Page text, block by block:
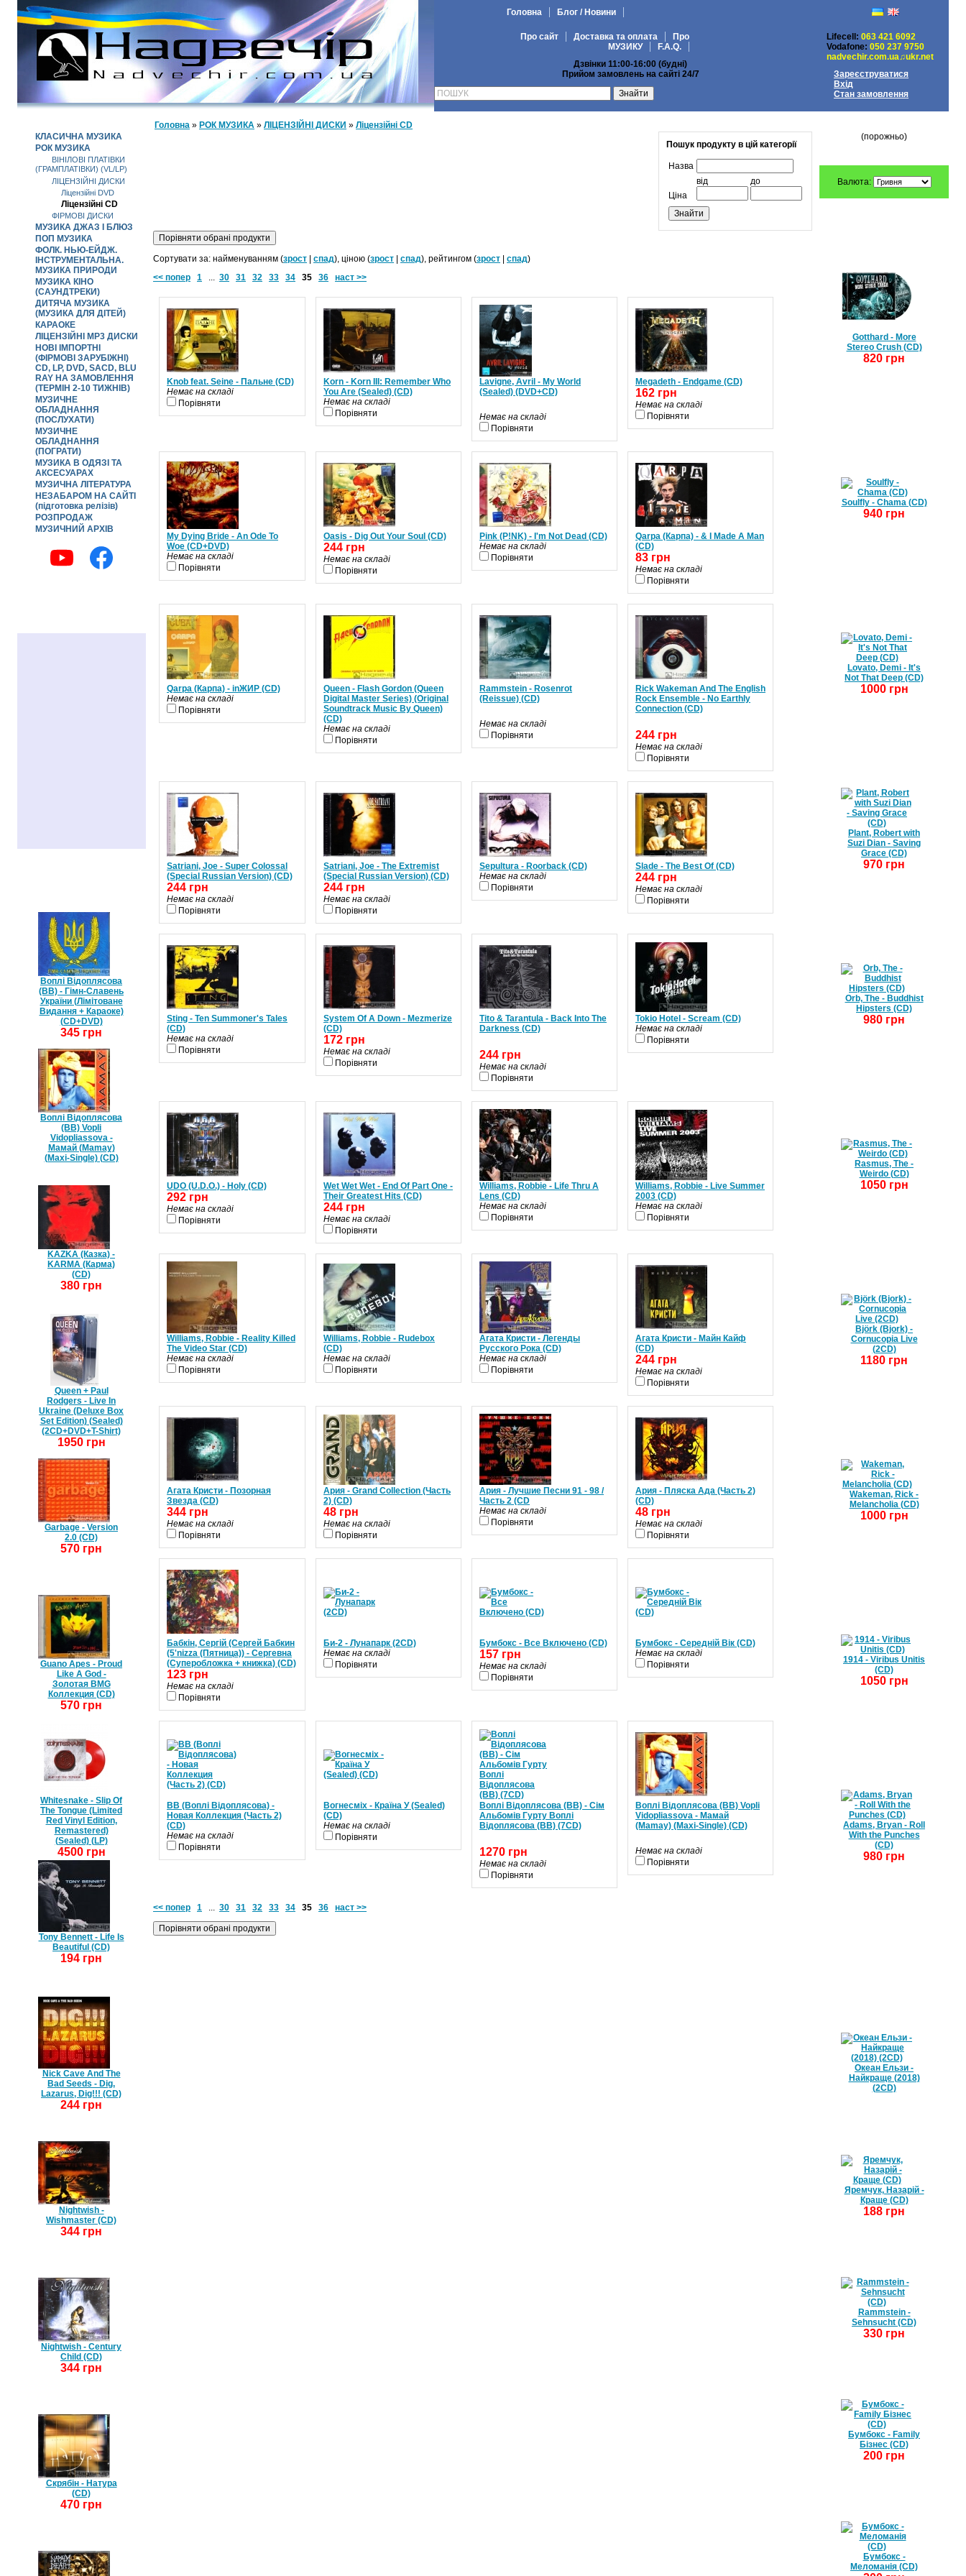
Головна Блог / Новини
Про сайт Доставка та оплата
Про
МУЗИКУ
F.A.Q.
Дзвінки 11:00-16:00 (будні)
Прийом замовлень на сайті 24/7
Lifecell: 063 421 6092
Vodafone: 050 237 9750
nadvechir.com.ua♫ukr.net
Зареєструватися
Вхід
Стан замовлення
КЛАСИЧНА МУЗИКА
РОК МУЗИКА
ВІНІЛОВІ ПЛАТІВКИ
(ГРАМПЛАТІВКИ) (VL/LP)
ЛІЦЕНЗІЙНІ ДИСКИ
Ліцензійні DVD
Ліцензійні СD
ФІРМОВІ ДИСКИ
МУЗИКА ДЖАЗ І БЛЮЗ
ПОП МУЗИКА
ФОЛК. НЬЮ-ЕЙДЖ.
ІНСТРУМЕНТАЛЬНА.
МУЗИКА ПРИРОДИ
МУЗИКА КІНО
(САУНДТРЕКИ)
ДИТЯЧА МУЗИКА
(МУЗИКА ДЛЯ ДІТЕЙ)
КАРАОКЕ
ЛІЦЕНЗІЙНІ MP3 ДИСКИ
НОВІ ІМПОРТНІ
(ФІРМОВІ ЗАРУБІЖНІ)
CD, LP, DVD, SACD, BLU
RAY НА ЗАМОВЛЕННЯ
(ТЕРМІН 2-10 ТИЖНІВ)
МУЗИЧНЕ
ОБЛАДНАННЯ
(ПОСЛУХАТИ)
МУЗИЧНЕ
ОБЛАДНАННЯ
(ПОГРАТИ)
МУЗИКА В ОДЯЗІ ТА
АКСЕСУАРАХ
МУЗИЧНА ЛІТЕРАТУРА
НЕЗАБАРОМ НА САЙТІ
(підготовка релізів)
РОЗПРОДАЖ
МУЗИЧНИЙ АРХІВ
Воплі Відоплясова
(ВВ) - Гімн-Славень
України (Лімітоване
Видання + Караоке)
(CD+DVD)
345 грн
Воплі Відоплясова
(ВВ) Vopli
Vidopliassova -
Мамай (Mamay)
(Maxi-Single) (CD)
KAZKA (Казка) -
KARMA (Карма)
(CD)
380 грн
Queen + Paul
Rodgers - Live In
Ukraine (Deluxe Box
Set Edition) (Sealed)
(2CD+DVD+T-Shirt)
1950 грн
Garbage - Version
2.0 (CD)
570 грн
Guano Apes - Proud
Like A God -
Золотая BMG
Коллекция (CD)
570 грн
Whitesnake - Slip Of
The Tongue (Limited
Red Vinyl Edition,
Remastered)
(Sealed) (LP)
4500 грн
Tony Bennett - Life Is
Beautiful (CD)
194 грн
Nick Cave And The
Bad Seeds - Dig,
Lazarus, Dig!!! (CD)
244 грн
Nightwish -
Wishmaster (CD)
344 грн
Nightwish - Century
Child (CD)
344 грн
Скрябін - Натура
(CD)
470 грн
Головна » РОК МУЗИКА » ЛІЦЕНЗІЙНІ ДИСКИ » Ліцензійні СD
Пошук продукту в цій категорії
Назва
Ціна
від до
Сортувати за: найменуванням (зрост спад), ціною (зрост спад), рейтингом (зрост спад)
<< попер
1 ... 30 31 32 33 34 35 36 наст >>
Knob feat. Seine - Пальне (CD)
Немає на складі
Порівняти
Korn - Korn III: Remember Who
You Are (Sealed) (CD)
Немає на складі
Порівняти
Lavigne, Avril - My World
(Sealed) (DVD+CD)
Немає на складі
Порівняти
Megadeth - Endgame (CD)
162 грн
Немає на складі
Порівняти
My Dying Bride - An Ode To
Woe (CD+DVD)
Немає на складі
Порівняти
Oasis - Dig Out Your Soul (CD)
244 грн
Немає на складі
Порівняти
Pink (P!NK) - I'm Not Dead (CD)
Немає на складі
Порівняти
Qarpa (Карпа) - & I Made A Man
(CD)
83 грн
Немає на складі
Порівняти
Qarpa (Карпа) - inЖИР (CD)
Немає на складі
Порівняти
Queen - Flash Gordon (Queen
Digital Master Series) (Original
Soundtrack Music By Queen)
(CD)
Немає на складі
Порівняти
Rammstein - Rosenrot
(Reissue) (CD)
Немає на складі
Порівняти
Rick Wakeman And The English
Rock Ensemble - No Earthly
Connection (CD)
244 грн
Немає на складі
Порівняти
Satriani, Joe - Super Colossal
(Special Russian Version) (CD)
244 грн
Немає на складі
Порівняти
Satriani, Joe - The Extremist
(Special Russian Version) (CD)
244 грн
Немає на складі
Порівняти
Sepultura - Roorback (CD)
Немає на складі
Порівняти
Slade - The Best Of (CD)
244 грн
Немає на складі
Порівняти
Sting - Ten Summoner's Tales
(CD)
Немає на складі
Порівняти
System Of A Down - Mezmerize
(CD)
172 грн
Немає на складі
Порівняти
Tito & Tarantula - Back Into The
Darkness (CD)
244 грн
Немає на складі
Порівняти
Tokio Hotel - Scream (CD)
Немає на складі
Порівняти
UDO (U.D.O.) - Holy (CD)
292 грн
Немає на складі
Порівняти
Wet Wet Wet - End Of Part One -
Their Greatest Hits (CD)
244 грн
Немає на складі
Порівняти
Williams, Robbie - Life Thru A
Lens (CD)
Немає на складі
Порівняти
Williams, Robbie - Live Summer
2003 (CD)
Немає на складі
Порівняти
Williams, Robbie - Reality Killed
The Video Star (CD)
Немає на складі
Порівняти
Williams, Robbie - Rudebox
(CD)
Немає на складі
Порівняти
Агата Кристи - Легенды
Русского Рока (CD)
Немає на складі
Порівняти
Агата Кристи - Майн Кайф
(CD)
244 грн
Немає на складі
Порівняти
Агата Кристи - Позорная
Звезда (CD)
344 грн
Немає на складі
Порівняти
Ария - Grand Collection (Часть
2) (CD)
48 грн
Немає на складі
Порівняти
Ария - Лучшие Песни 91 - 98 /
Часть 2 (CD
Немає на складі
Порівняти
Ария - Пляска Ада (Часть 2)
(CD)
48 грн
Немає на складі
Порівняти
Бабкін, Сергій (Сергей Бабкин
(5'nizza (Пятница)) - Сергевна
(Суперобложка + книжка) (CD)
123 грн
Немає на складі
Порівняти
Би-2 - Лунапарк (2CD)
Немає на складі
Порівняти
Бумбокс - Все Bключено (CD)
157 грн
Немає на складі
Порівняти
Бумбокс - Середній Вік (CD)
Немає на складі
Порівняти
ВВ (Воплі Відоплясова) -
Новая Коллекция (Часть 2)
(CD)
Немає на складі
Порівняти
Вогнесміх - Країна У (Sealed)
(CD)
Немає на складі
Порівняти
Воплі Відоплясова (ВВ) - Сім
Альбомів Гурту Воплі
Відоплясова (ВВ) (7CD)
1270 грн
Немає на складі
Порівняти
Воплі Відоплясова (ВВ) Vopli
Vidopliassova - Мамай
(Mamay) (Maxi-Single) (CD)
Немає на складі
Порівняти
<< попер 1 ... 30 31 32 33 34 35 36 наст >>
(порожньо)
Валюта:
Gotthard - More
Stereo Crush (CD)
820 грн
Soulfly - Chama (CD)
940 грн
Lovato, Demi - It's
Not That Deep (CD)
1000 грн
Plant, Robert with
Suzi Dian - Saving
Grace (CD)
970 грн
Orb, The - Buddhist
Hipsters (CD)
980 грн
Rasmus, The -
Weirdo (CD)
1050 грн
Björk (Bjork) -
Cornucopia Live
(2CD)
1180 грн
Wakeman, Rick -
Melancholia (CD)
1000 грн
1914 - Viribus Unitis
(CD)
1050 грн
Adams, Bryan - Roll
With the Punches
(CD)
980 грн
Океан Ельзи -
Найкраще (2018)
(2CD)
Яремчук, Назарій -
Краще (CD)
188 грн
Rammstein -
Sehnsucht (CD)
330 грн
Бумбокс - Family
Бізнес (CD)
200 грн
Бумбокс -
Меломанія (CD)